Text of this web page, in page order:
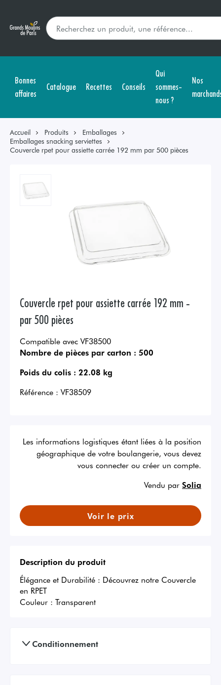
Bonnes
affaires
Catalogue Recettes Conseils
Qui
sommes-
nous ?
Nos
Accueil Produits
Emballages
Emballages snacking serviettes
Couvercle rpet pour assiette carrée 192 mm par 500 pièces
Couvercle rpet pour assiette carrée 192 mm -
par 500 pièces
Compatible avec VF38500
Nombre de pièces par carton : 500
Poids du colis : 22.08 kg
Référence : VF38509
Les informations logistiques étant liées à la position
géographique de votre boulangerie, vous devez
vous connecter ou créer un compte.
Vendu par Solia
Voir le prix
Description du produit
Élégance et Durabilité : Découvrez notre Couvercle
en RPET
Couleur : Transparent
Conditionnement